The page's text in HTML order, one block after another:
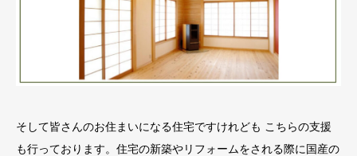
そして皆さんのお住まいになる住宅ですけれども こちらの支援
も行っております。住宅の新築やリフォームをされる際に国産の